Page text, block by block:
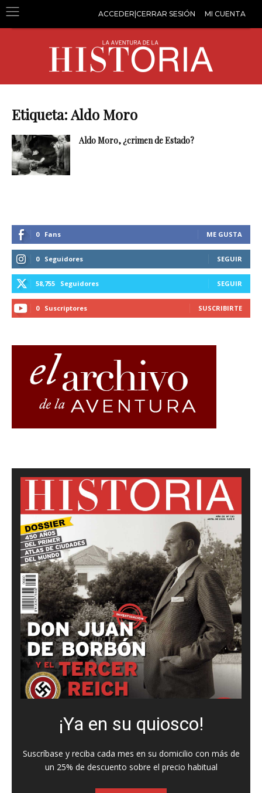
ACCEDER|CERRAR SESIÓN MI CUENTA
Etiqueta: Aldo Moro
Aldo Moro, ¿crimen de Estado?
0 Fans ME GUSTA
0 Seguidores SEGUIR
58,755 Seguidores SEGUIR
0 Suscriptores SUSCRIBIRTE
¡Ya en su quiosco!
Suscríbase y reciba cada mes en su domicilio con más de
un 25% de descuento sobre el precio habitual